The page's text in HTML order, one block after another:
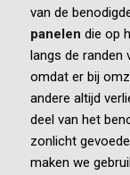
van de
panelen die op
langs de randen
omdat er bij
andere altijd
deel van het
zonlicht gevoede
maken we